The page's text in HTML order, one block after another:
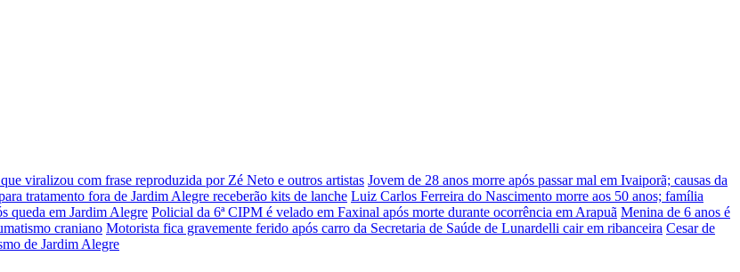
viralizou com frase reproduzida por Zé Neto e outros artistas Jovem de 28 anos morre após passar mal em Ivaiporã; causas da
tratamento fora de Jardim Alegre receberão kits de lanche Luiz Carlos Ferreira do Nascimento morre aos 50 anos; família
queda em Jardim Alegre Policial da 6ª CIPM é velado em Faxinal após morte durante ocorrência em Arapuã Menina de 6 anos é
craniano Motorista fica gravemente ferido após carro da Secretaria de Saúde de Lunardelli cair em ribanceira Cesar de
de Jardim Alegre